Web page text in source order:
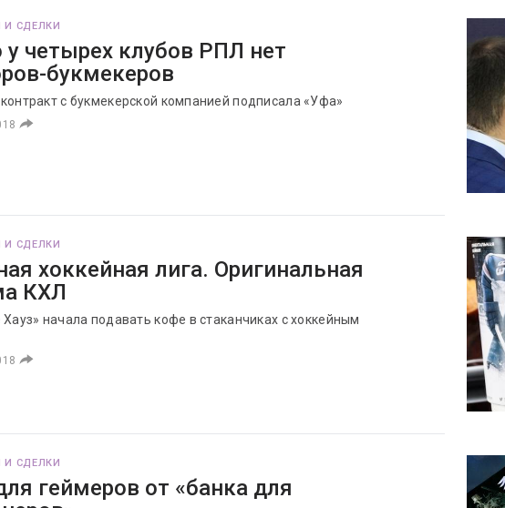
И СДЕЛКИ
у четырех клубов РПЛ нет
букмекеров
с букмекерской компанией подписала «Уфа»
И СДЕЛКИ
хоккейная лига. Оригинальная
КХЛ
начала подавать кофе в стаканчиках с хоккейным
И СДЕЛКИ
геймеров от «банка для